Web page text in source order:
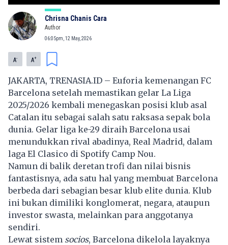
Chrisna Chanis Cara
Author
06:05pm, 12 May, 2026
A- A+
JAKARTA, TRENASIA.ID – Euforia kemenangan FC
Barcelona setelah memastikan gelar La Liga
2025/2026 kembali menegaskan posisi klub asal
Catalan itu sebagai salah satu raksasa sepak bola
dunia. Gelar liga ke-29 diraih Barcelona usai
menundukkan rival abadinya, Real Madrid, dalam
laga El Clasico di Spotify Camp Nou.
Namun di balik deretan trofi dan nilai bisnis
fantastisnya, ada satu hal yang membuat Barcelona
berbeda dari sebagian besar klub elite dunia. Klub
ini bukan dimiliki konglomerat, negara, ataupun
investor swasta, melainkan para anggotanya
sendiri.
Lewat sistem socios, Barcelona dikelola layaknya